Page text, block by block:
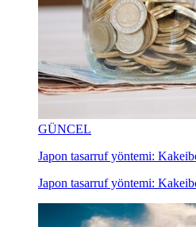
GÜNCEL
Japon tasarruf yöntemi:
Japon tasarruf yöntemi: